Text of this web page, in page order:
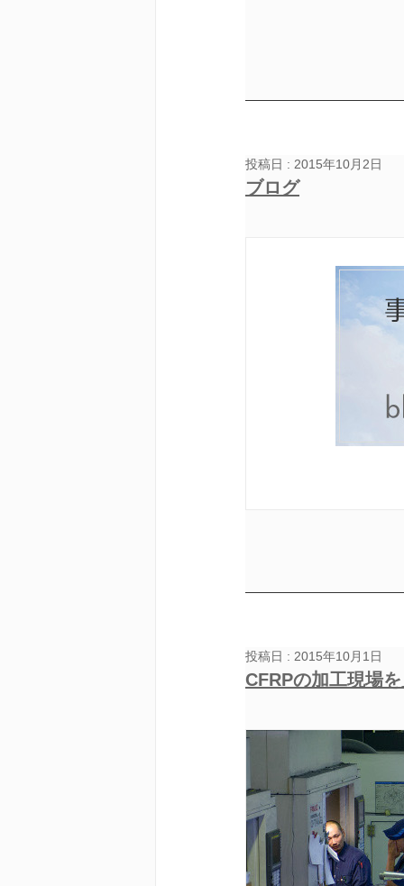
投稿日 : 2015年10月2日
ブログ
投稿日 : 2015年10月1日
CFRPの加工現場